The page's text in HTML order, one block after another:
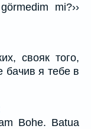
mi?››
свояк того,
бачив я тебе в
Bohe. Batua